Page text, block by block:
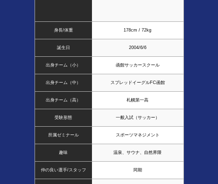
身長/体重 178cm / 72kg
誕生日 2004/6/6
出身チーム（小） 函館サッカースクール
出身チーム（中） スプレッドイーグルFC函館
出身チーム（高） 札幌第一高
受験形態 一般入試（サッカー）
所属ゼミナール スポーツマネジメント
趣味 温泉、サウナ、自然界隈
仲の良い選手/スタッフ 同期